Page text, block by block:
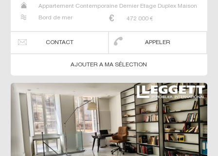
Appartement Contemporaine Dernier Etage Duplex Maison
Bord de mer
472 000 €
CONTACT APPELER
AJOUTER A MA SÉLECTION